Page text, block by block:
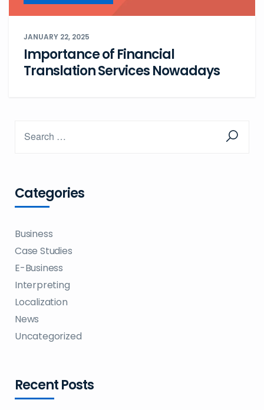
JANUARY 22, 2025
Importance of Financial
Translation Services Nowadays
Categories
Business
Case Studies
E-Business
Interpreting
Localization
News
Uncategorized
Recent Posts